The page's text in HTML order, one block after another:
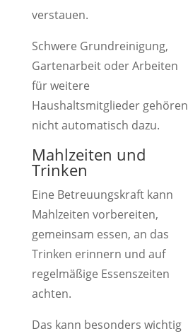
verstauen.
Schwere Grundreinigung,
Gartenarbeit oder Arbeiten
für weitere
Haushaltsmitglieder gehören
nicht automatisch dazu.
Mahlzeiten und
Trinken
Eine Betreuungskraft kann
Mahlzeiten vorbereiten,
gemeinsam essen, an das
Trinken erinnern und auf
regelmäßige Essenszeiten
achten.
Das kann besonders wichtig